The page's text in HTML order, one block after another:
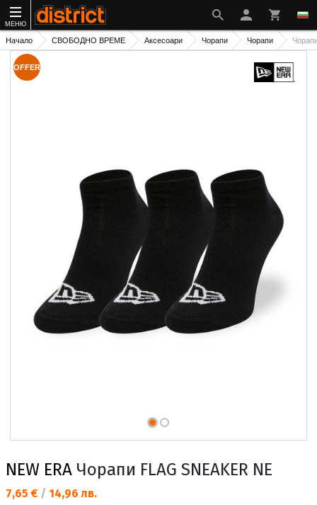
МЕНЮ
Начало СВОБОДНО ВРЕМЕ Аксесоари Чорапи Чорапи
OFFER
NEW ERA Чорапи FLAG SNEAKER NE
Текуща цена:
7,65 € / 14,96 лв.